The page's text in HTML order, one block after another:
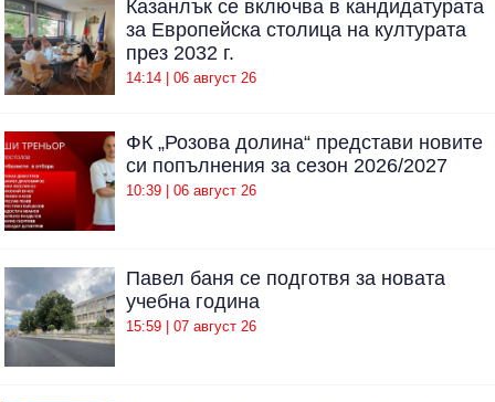
Казанлък се включва в кандидатурата
за Европейска столица на културата
през 2032 г.
14:14 | 06 август 26
ФК „Розова долина“ представи новите
си попълнения за сезон 2026/2027
10:39 | 06 август 26
Павел баня се подготвя за новата
учебна година
15:59 | 07 август 26